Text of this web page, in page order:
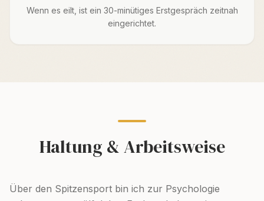
Wenn es eilt, ist ein 30-minütiges Erstgespräch zeitnah
eingerichtet.
Haltung & Arbeitsweise
Über den Spitzensport bin ich zur Psychologie